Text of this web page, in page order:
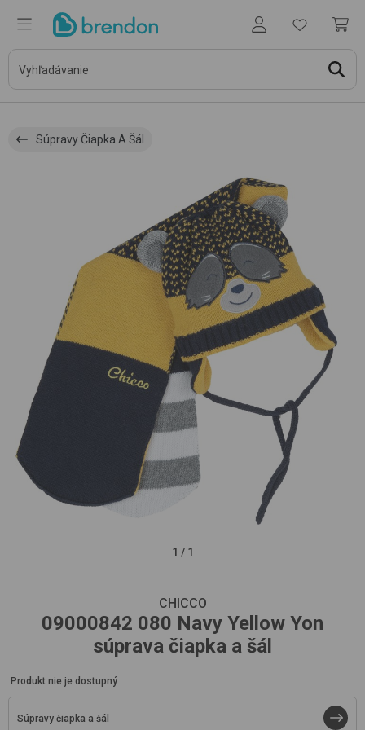
Súpravy Čiapka A Šál
1 / 1
CHICCO
09000842 080 Navy Yellow Yon
súprava čiapka a šál
Produkt nie je dostupný
Súpravy čiapka a šál